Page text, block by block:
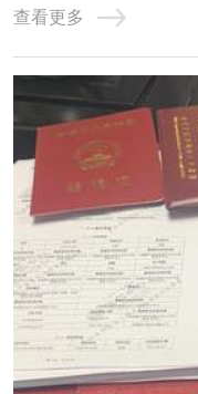
行详细地解读与说明
您需要前往原本给您
偿还事宜。在完成此项
查看更多